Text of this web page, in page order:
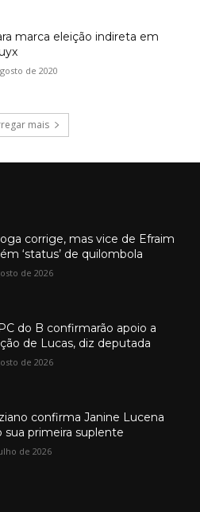
marca eleição indireta em
de 2020
mais
corrige, mas vice de Efraim
‘status’ de quilombola
de 2026
do B confirmarão apoio a
de Lucas, diz deputada
de 2026
confirma Janine Lucena
sua primeira suplente
de 2026